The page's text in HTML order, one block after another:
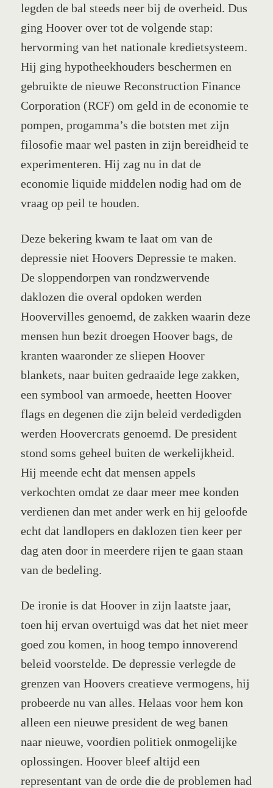
legden de bal steeds neer bij de overheid. Dus
ging Hoover over tot de volgende stap:
hervorming van het nationale kredietsysteem.
Hij ging hypotheekhouders beschermen en
gebruikte de nieuwe Reconstruction Finance
Corporation (RCF) om geld in de economie te
pompen, progamma’s die botsten met zijn
filosofie maar wel pasten in zijn bereidheid te
experimenteren. Hij zag nu in dat de
economie liquide middelen nodig had om de
vraag op peil te houden.
Deze bekering kwam te laat om van de
depressie niet Hoovers Depressie te maken.
De sloppendorpen van rondzwervende
daklozen die overal opdoken werden
Hoovervilles genoemd, de zakken waarin deze
mensen hun bezit droegen Hoover bags, de
kranten waaronder ze sliepen Hoover
blankets, naar buiten gedraaide lege zakken,
een symbool van armoede, heetten Hoover
flags en degenen die zijn beleid verdedigden
werden Hoovercrats genoemd. De president
stond soms geheel buiten de werkelijkheid.
Hij meende echt dat mensen appels
verkochten omdat ze daar meer mee konden
verdienen dan met ander werk en hij geloofde
echt dat landlopers en daklozen tien keer per
dag aten door in meerdere rijen te gaan staan
van de bedeling.
De ironie is dat Hoover in zijn laatste jaar,
toen hij ervan overtuigd was dat het niet meer
goed zou komen, in hoog tempo innoverend
beleid voorstelde. De depressie verlegde de
grenzen van Hoovers creatieve vermogens, hij
probeerde nu van alles. Helaas voor hem kon
alleen een nieuwe president de weg banen
naar nieuwe, voordien politiek onmogelijke
oplossingen. Hoover bleef altijd een
representant van de orde die de problemen had